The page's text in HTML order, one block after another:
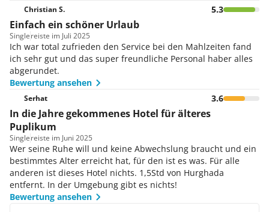
Christian S. 5.3
Einfach ein schöner Urlaub
Singlereiste im Juli 2025
Ich war total zufrieden den Service bei den Mahlzeiten fand
ich sehr gut und das super freundliche Personal haber alles
abgerundet.
Bewertung ansehen
Serhat 3.6
In die Jahre gekommenes Hotel für älteres
Puplikum
Singlereiste im Juni 2025
Wer seine Ruhe will und keine Abwechslung braucht und ein
bestimmtes Alter erreicht hat, für den ist es was. Für alle
anderen ist dieses Hotel nichts. 1,5Std von Hurghada
entfernt. In der Umgebung gibt es nichts!
Bewertung ansehen